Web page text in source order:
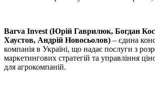
Barva Invest (Юрій Гаврилюк, Богдан
Хаустов, Андрій Новосьолов) – єдина
компанія в Україні, що надає послуги з
маркетингових стратегій та управління
для агрокомпаній.